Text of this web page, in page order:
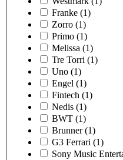
Franke (1)
Zorro (1)
Primo (1)
Melissa (1)
Tre Torri (1)
Uno (1)
Engel (1)
Fintech (1)
Nedis (1)
BWT (1)
Brunner (1)
G3 Ferrari (1)
Sony Music